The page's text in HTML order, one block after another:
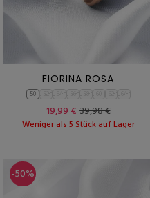
FIORINA ROSA
50
19,99 €39,98 €
Weniger als 5 Stück auf Lager
-50%